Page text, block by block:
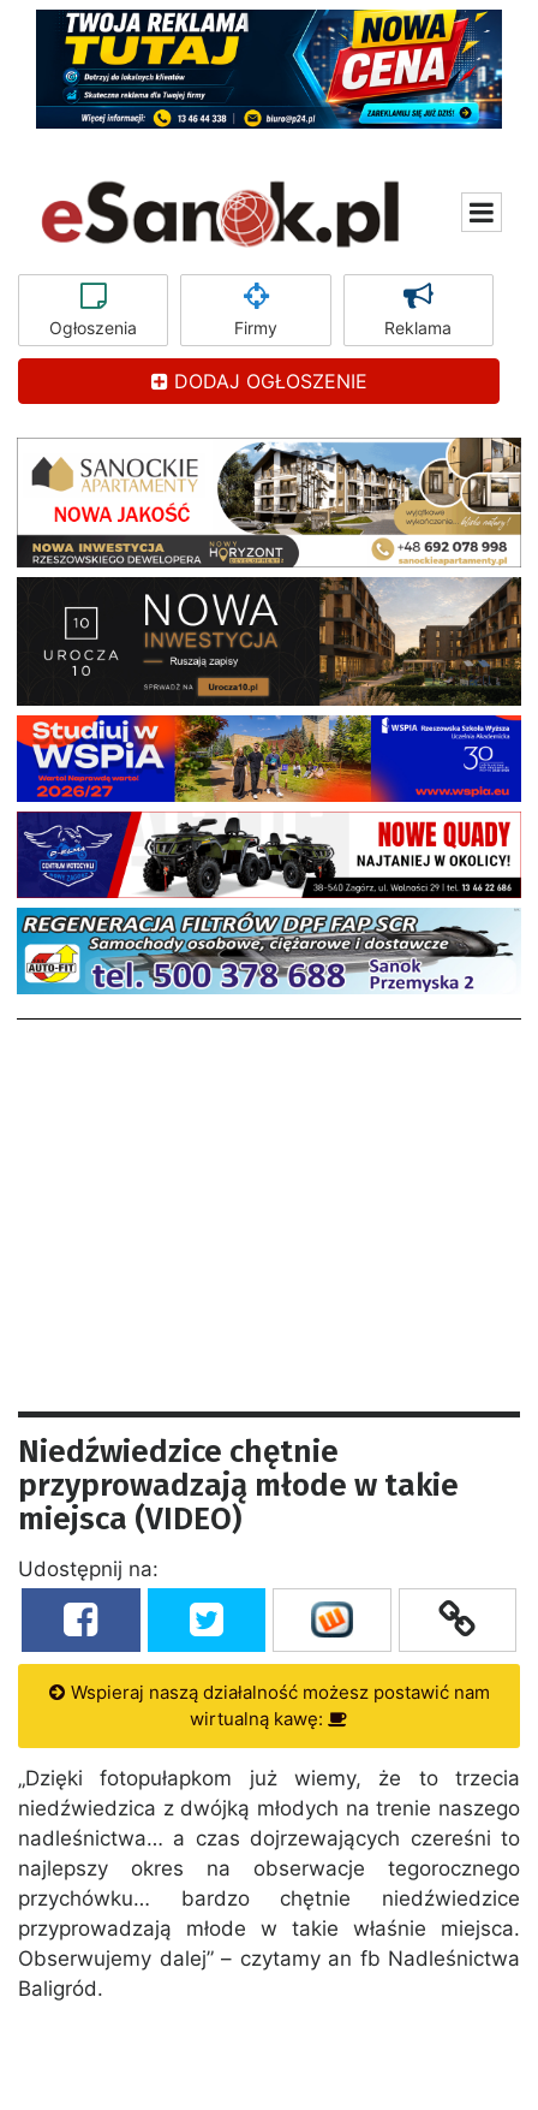
Ogłoszenia Firmy Reklama
DODAJ OGŁOSZENIE
Niedźwiedzice chętnie
przyprowadzają młode w takie
miejsca (VIDEO)
Udostępnij na:
Wspieraj naszą działalność możesz postawić nam
wirtualną kawę:
„Dzięki fotopułapkom już wiemy, że to trzecia
niedźwiedzica z dwójką młodych na trenie naszego
nadleśnictwa… a czas dojrzewających czereśni to
najlepszy okres na obserwacje tegorocznego
przychówku… bardzo chętnie niedźwiedzice
przyprowadzają młode w takie właśnie miejsca.
Obserwujemy dalej” – czytamy an fb Nadleśnictwa
Baligród.